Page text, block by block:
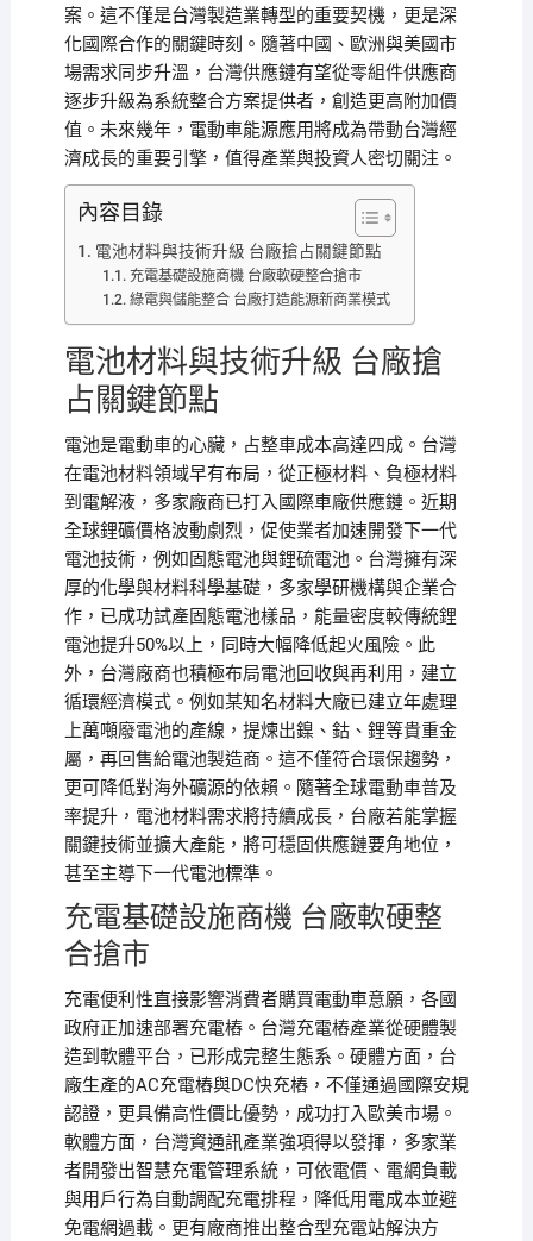
案。這不僅是台灣製造業轉型的重要契機，更是深
化國際合作的關鍵時刻。隨著中國、歐洲與美國市
場需求同步升溫，台灣供應鏈有望從零組件供應商
逐步升級為系統整合方案提供者，創造更高附加價
值。未來幾年，電動車能源應用將成為帶動台灣經
濟成長的重要引擎，值得產業與投資人密切關注。
內容目錄
電池材料與技術升級 台廠搶占關鍵節點
充電基礎設施商機 台廠軟硬整合搶市
綠電與儲能整合 台廠打造能源新商業模式
電池材料與技術升級 台廠搶
占關鍵節點
電池是電動車的心臟，占整車成本高達四成。台灣
在電池材料領域早有布局，從正極材料、負極材料
到電解液，多家廠商已打入國際車廠供應鏈。近期
全球鋰礦價格波動劇烈，促使業者加速開發下一代
電池技術，例如固態電池與鋰硫電池。台灣擁有深
厚的化學與材料科學基礎，多家學研機構與企業合
作，已成功試產固態電池樣品，能量密度較傳統鋰
電池提升50%以上，同時大幅降低起火風險。此
外，台灣廠商也積極布局電池回收與再利用，建立
循環經濟模式。例如某知名材料大廠已建立年處理
上萬噸廢電池的產線，提煉出鎳、鈷、鋰等貴重金
屬，再回售給電池製造商。這不僅符合環保趨勢，
更可降低對海外礦源的依賴。隨著全球電動車普及
率提升，電池材料需求將持續成長，台廠若能掌握
關鍵技術並擴大產能，將可穩固供應鏈要角地位，
甚至主導下一代電池標準。
充電基礎設施商機 台廠軟硬整
合搶市
充電便利性直接影響消費者購買電動車意願，各國
政府正加速部署充電樁。台灣充電樁產業從硬體製
造到軟體平台，已形成完整生態系。硬體方面，台
廠生產的AC充電樁與DC快充樁，不僅通過國際安規
認證，更具備高性價比優勢，成功打入歐美市場。
軟體方面，台灣資通訊產業強項得以發揮，多家業
者開發出智慧充電管理系統，可依電價、電網負載
與用戶行為自動調配充電排程，降低用電成本並避
免電網過載。更有廠商推出整合型充電站解決方